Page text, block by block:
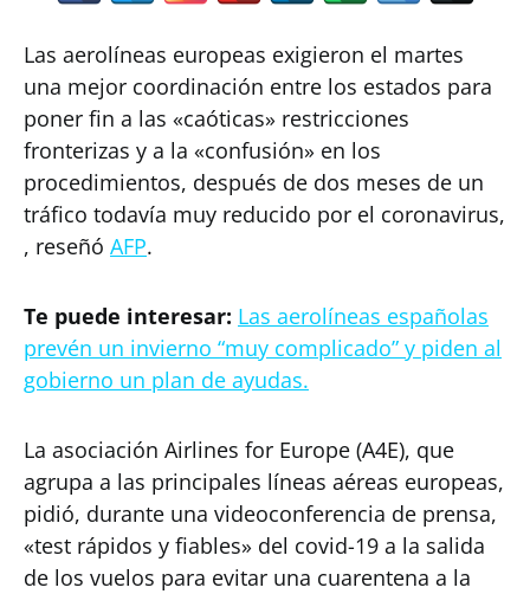
Las aerolíneas europeas exigieron el martes
una mejor coordinación entre los estados para
poner fin a las «caóticas» restricciones
fronterizas y a la «confusión» en los
procedimientos, después de dos meses de un
tráfico todavía muy reducido por el coronavirus,
, reseñó AFP.
Te puede interesar: Las aerolíneas españolas
prevén un invierno “muy complicado” y piden al
gobierno un plan de ayudas.
La asociación Airlines for Europe (A4E), que
agrupa a las principales líneas aéreas europeas,
pidió, durante una videoconferencia de prensa,
«test rápidos y fiables» del covid-19 a la salida
de los vuelos para evitar una cuarentena a la